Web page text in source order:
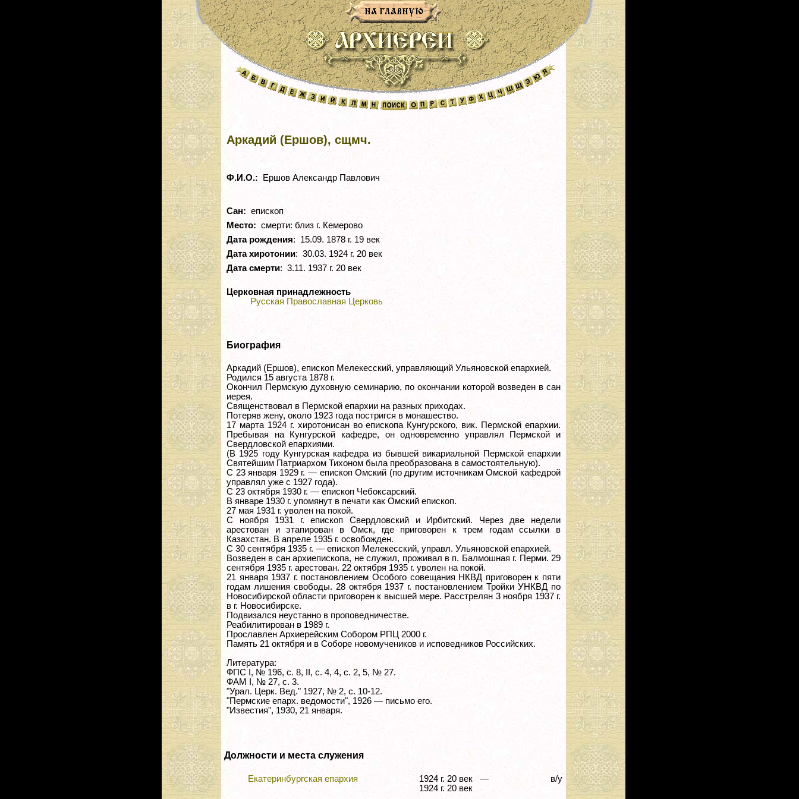
Аркадий (Ершов), сщмч.
Ф.И.О.: Ершов Александр Павлович
Сан: епископ
Место: смерти: близ г. Кемерово
Дата рождения: 15.09. 1878 г. 19 век
Дата хиротонии: 30.03. 1924 г. 20 век
Дата смерти: 3.11. 1937 г. 20 век
Церковная принадлежность
Русская Православная Церковь
Биография
Аркадий (Ершов), епископ Мелекесский, управляющий Ульяновской епархией.
Родился 15 августа 1878 г.
Окончил Пермскую духовную семинарию, по окончании которой возведен в сан
иерея.
Священствовал в Пермской епархии на разных приходах.
Потеряв жену, около 1923 года постригся в монашество.
17 марта 1924 г. хиротонисан во епископа Кунгурского, вик. Пермской епархии.
Пребывая на Кунгурской кафедре, он одновременно управлял Пермской и
Свердловской епархиями.
(В 1925 году Кунгурская кафедра из бывшей викариальной Пермской епархии
Святейшим Патриархом Тихоном была преобразована в самостоятельную).
С 23 января 1929 г. — епископ Омский (по другим источникам Омской кафедрой
управлял уже с 1927 года).
С 23 октября 1930 г. — епископ Чебоксарский.
В январе 1930 г. упомянут в печати как Омский епископ.
27 мая 1931 г. уволен на покой.
С ноября 1931 г. епископ Свердловский и Ирбитский. Через две недели
арестован и этапирован в Омск, где приговорен к трем годам ссылки в
Казахстан. В апреле 1935 г. освобожден.
С 30 сентября 1935 г. — епископ Мелекесский, управл. Ульяновской епархией.
Возведен в сан архиепископа, не служил, проживал в п. Балмошная г. Перми. 29
сентября 1935 г. арестован. 22 октября 1935 г. уволен на покой.
21 января 1937 г. постановлением Особого совещания НКВД приговорен к пяти
годам лишения свободы. 28 октября 1937 г. постановлением Тройки УНКВД по
Новосибирской области приговорен к высшей мере. Расстрелян 3 ноября 1937 г.
в г. Новосибирске.
Подвизался неустанно в проповедничестве.
Реабилитирован в 1989 г.
Прославлен Архиерейским Собором РПЦ 2000 г.
Память 21 октября и в Соборе новомучеников и исповедников Российских.
Литература:
ФПС I, № 196, с. 8, II, с. 4, 4, с. 2, 5, № 27.
ФАМ I, № 27, с. 3.
"Урал. Церк. Вед." 1927, № 2, с. 10-12.
"Пермские епарх. ведомости", 1926 — письмо его.
"Известия", 1930, 21 января.
Должности и места служения
Екатеринбургская епархия
1924 г. 20 век —
1924 г. 20 век
в/у